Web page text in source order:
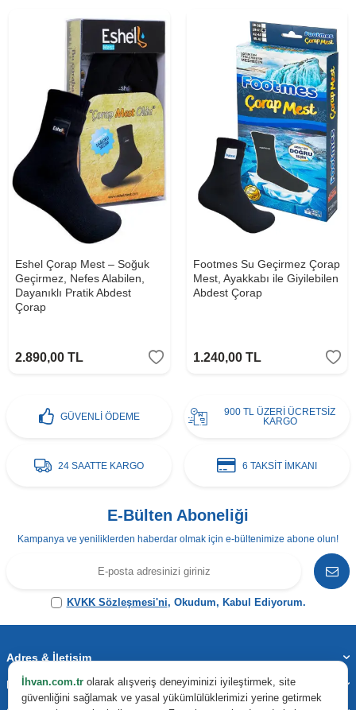
Eshel Çorap Mest – Soğuk
Geçirmez, Nefes Alabilen,
Dayanıklı Pratik Abdest
Çorap
2.890,00 TL
Footmes Su Geçirmez Çorap
Mest, Ayakkabı ile Giyilebilen
Abdest Çorap
1.240,00TL
GÜVENLİ ÖDEME
900 TL ÜZERİ ÜCRETSİZ
KARGO
24 SAATTE KARGO 6 TAKSİT İMKANI
E-Bülten Aboneliği
Kampanya ve yeniliklerden haberdar olmak için e-bültenimize abone olun!
KVKK Sözleşmesi'ni, Okudum, Kabul Ediyorum.
Adres & İletişim
Kategoriler
İhvan.com.tr olarak alışveriş deneyiminizi iyileştirmek, site
güvenliğini sağlamak ve yasal yükümlülüklerimizi yerine getirmek